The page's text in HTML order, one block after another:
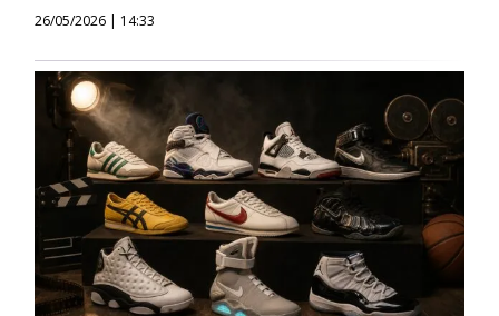
26/05/2026 | 14:33